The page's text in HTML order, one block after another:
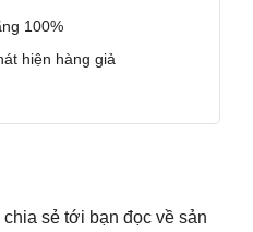
100%
hiện hàng giả
sẻ tới bạn đọc về sản